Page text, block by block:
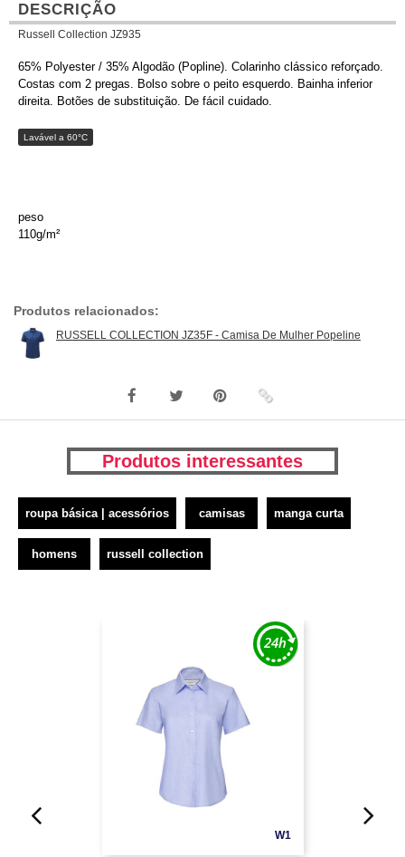
DESCRIÇÃO
Russell Collection JZ935
65% Polyester / 35% Algodão (Popline). Colarinho clássico reforçado.
Costas com 2 pregas. Bolso sobre o peito esquerdo. Bainha inferior
direita. Botões de substituição. De fácil cuidado.
Lavável a 60°C
peso
110g/m²
Produtos relacionados:
RUSSELL COLLECTION JZ35F - Camisa De Mulher Popeline
Produtos interessantes
roupa básica | acessórios camisas manga curta
homens russell collection
W1